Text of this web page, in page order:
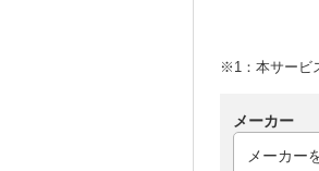
※1：本サービ
メーカー